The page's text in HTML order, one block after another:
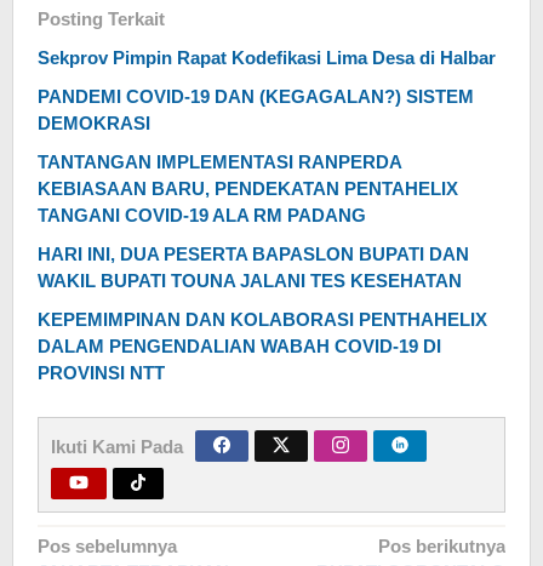
Posting Terkait
Sekprov Pimpin Rapat Kodefikasi Lima Desa di Halbar
PANDEMI COVID-19 DAN (KEGAGALAN?) SISTEM
DEMOKRASI
TANTANGAN IMPLEMENTASI RANPERDA
KEBIASAAN BARU, PENDEKATAN PENTAHELIX
TANGANI COVID-19 ALA RM PADANG
HARI INI, DUA PESERTA BAPASLON BUPATI DAN
WAKIL BUPATI TOUNA JALANI TES KESEHATAN
KEPEMIMPINAN DAN KOLABORASI PENTHAHELIX
DALAM PENGENDALIAN WABAH COVID-19 DI
PROVINSI NTT
Ikuti Kami Pada
Navigasi
Pos sebelumnya
Pos berikutnya